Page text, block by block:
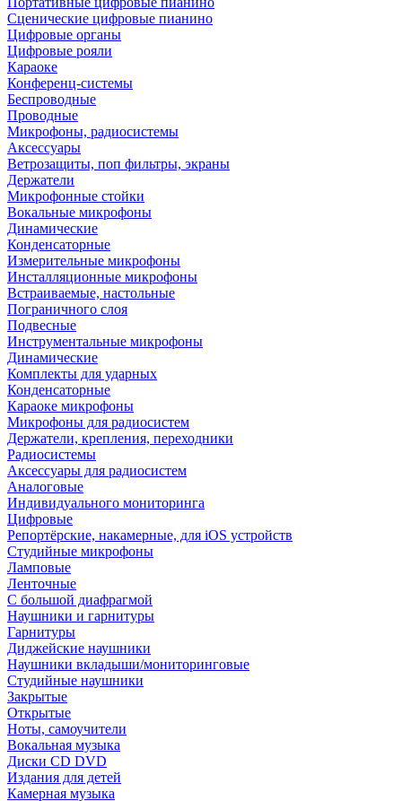
Сценические цифровые пианино
Цифровые органы
Цифровые рояли
Караоке
Конференц-системы
Беспроводные
Проводные
Микрофоны, радиосистемы
Аксессуары
Ветрозащиты, поп фильтры, экраны
Держатели
Микрофонные стойки
Вокальные микрофоны
Динамические
Конденсаторные
Измерительные микрофоны
Инсталляционные микрофоны
Встраиваемые, настольные
Пограничного слоя
Подвесные
Инструментальные микрофоны
Динамические
Комплекты для ударных
Конденсаторные
Караоке микрофоны
Микрофоны для радиосистем
Держатели, крепления, переходники
Радиосистемы
Аксессуары для радиосистем
Аналоговые
Индивидуального мониторинга
Цифровые
Репортёрские, накамерные, для iOS устройств
Студийные микрофоны
Ламповые
Ленточные
С большой диафрагмой
Наушники и гарнитуры
Гарнитуры
Диджейские наушники
Наушники вкладыши/мониторинговые
Студийные наушники
Закрытые
Открытые
Ноты, самоучители
Вокальная музыка
Диски CD DVD
Издания для детей
Камерная музыка